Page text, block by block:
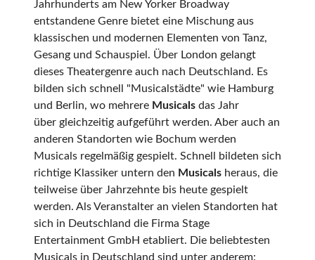
Jahrhunderts am New Yorker Broadway
entstandene Genre bietet eine Mischung aus
klassischen und modernen Elementen von Tanz,
Gesang und Schauspiel. Über London gelangt
dieses Theatergenre auch nach Deutschland. Es
bilden sich schnell "Musicalstädte" wie Hamburg
und Berlin, wo mehrere Musicals das Jahr
über gleichzeitig aufgeführt werden. Aber auch an
anderen Standorten wie Bochum werden
Musicals regelmäßig gespielt. Schnell bildeten sich
richtige Klassiker untern den Musicals heraus, die
teilweise über Jahrzehnte bis heute gespielt
werden. Als Veranstalter an vielen Standorten hat
sich in Deutschland die Firma Stage
Entertainment GmbH etabliert. Die beliebtesten
Musicals in Deutschland sind unter anderem: